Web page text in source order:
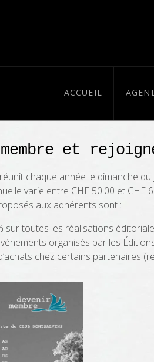
ACCUEIL
membre et
chaque année le dimanche
varie entre CHF 50.00 et CHF
aux adhérents sont :
sur toutes les réalisations
organisés par les
chez certains partenaires